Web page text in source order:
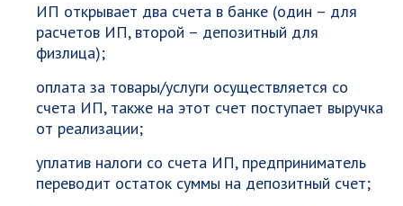
ИП открывает два счета в банке (один – для
расчетов ИП, второй – депозитный для
физлица);
оплата за товары/услуги осуществляется со
счета ИП, также на этот счет поступает выручка
от реализации;
уплатив налоги со счета ИП, предприниматель
переводит остаток суммы на депозитный счет;